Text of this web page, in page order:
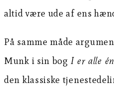
altid være ude af ens
På samme måde
Munk i sin bog I er alle én
den klassiske